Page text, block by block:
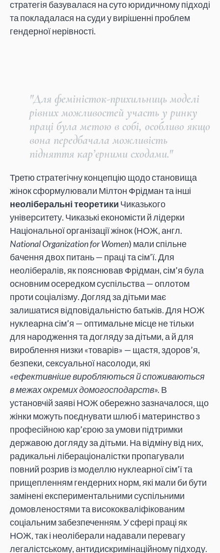
стратегія базувалася на суто юридичному підході
та покладалася на суди у вирішенні проблем
гендерної нерівності.
"Для феміністок-прихильниць моделі
рівних можливостей участь у ринку
праці була метою в собі, особливо якщо
вона передбачала можливість
підняття кар’єрними сходами."
Третю стратегічну концепцію щодо становища
жінок сформулювали Мілтон Фрідман та інші
неоліберальні теоретики Чиказького
університету. Чиказькі економісти й лідерки
Національної організації жінок (НОЖ, англ.
National Organization for Women) мали спільне
бачення двох питань — праці та сім’ї. Для
неолібералів, як пояснював Фрідман, сім’я була
основним осередком суспільства — оплотом
проти соціалізму. Догляд за дітьми має
залишатися відповідальністю батьків. Для НОЖ
нуклеарна сім’я — оптимальне місце не тільки
для народження та догляду за дітьми, а й для
вироблення низки «товарів» — щастя, здоров’я,
безпеки, сексуальної насолоди, які
«ефективніше виробляються й споживаються
в межах окремих домогосподарств». В
установчій заяві НОЖ обережно зазначалося, що
жінки можуть поєднувати шлюб і материнство з
професійною кар’єрою за умови підтримки
державою догляду за дітьми. На відміну від них,
радикальні лібераціоналістки пропагували
повний розрив із моделлю нуклеарної сім’ї та
прищепленням гендерних норм, які мали би бути
замінені експериментальними суспільними
домовленостями та висококваліфікованим
соціальним забезпеченням. У сфері праці як
НОЖ, так і неоліберали надавали перевагу
легалістському, антидискримінаційному підходу.